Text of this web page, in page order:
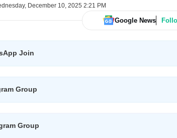
December 10, 2025 2:21 PM
Google News
Join
Group
Group